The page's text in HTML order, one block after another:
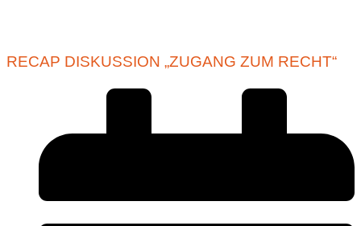
RECAP DISKUSSION „ZUGANG ZUM RECHT“